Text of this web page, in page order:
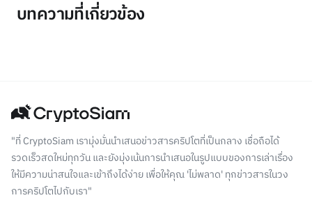
บทความที่เกี่ยวข้อง
"ที่ CryptoSiam เรามุ่งมั่นนำเสนอข่าวสารคริปโตที่เป็นกลาง เชื่อถือได้
รวดเร็วสดใหม่ทุกวัน และยังมุ่งเน้นการนำเสนอในรูปแบบของการเล่าเรื่อง
ให้มีความน่าสนใจและเข้าถึงได้ง่าย เพื่อให้คุณ 'ไม่พลาด' ทุกข่าวสารในวง
การคริปโตไปกับเรา"